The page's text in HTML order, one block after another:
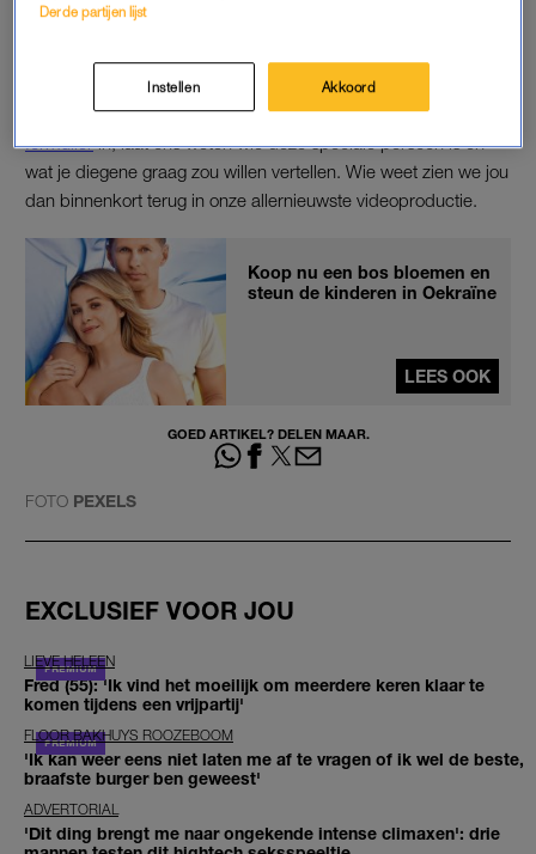
Lezers met goede verhalen krijgen de kans om deze persoon
te verrassen. Wat je hiervoor moet doen? Simpel. Vul
formulierin, laat ons weten wie deze speciale persoon is en
wat je diegene graag zou willen vertellen. Wie weet zien we jou
dan binnenkort terug in onze allernieuwste videoproductie.
Koop nu een bos bloemen en
steun de kinderen in Oekraïne
LEES OOK
GOED ARTIKEL? DELEN MAAR.
FOTO PEXELS
EXCLUSIEF VOOR JOU
LIEVE HELEEN
Fred (55): 'Ik vind het moeilijk om meerdere keren klaar te
komen tijdens een vrijpartij'
FLOOR BAKHUYS ROOZEBOOM
'Ik kan weer eens niet laten me af te vragen of ik wel de beste,
braafste burger ben geweest'
ADVERTORIAL
'Dit ding brengt me naar ongekende intense climaxen': drie
Derde partijen lijst
Instellen Akkoord